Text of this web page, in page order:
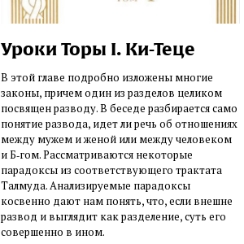
Уроки Торы I. Ки-Теце
В этой главе подробно изложены многие
законы, причем один из разделов целиком
посвящен разводу. В беседе разбирается само
понятие развода, идет ли речь об отношениях
между мужем и женой или между человеком
и Б‑гом. Рассматриваются некоторые
парадоксы из соответствующего трактата
Талмуда. Анализируемые парадоксы
косвенно дают нам понять, что, если внешне
развод и выглядит как разделение, суть его
совершенно в ином.